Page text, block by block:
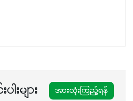
ျိုး၊ဟင်းသီးဟင်းရွက်နဲ့ ဥယျာဉ်ခြံသီးနှံ
ယ်ဆိုတော့ တစ်မျိုးတည်းနဲ့ အားလုံး
းများ အားလုံးကြည့်ရန်